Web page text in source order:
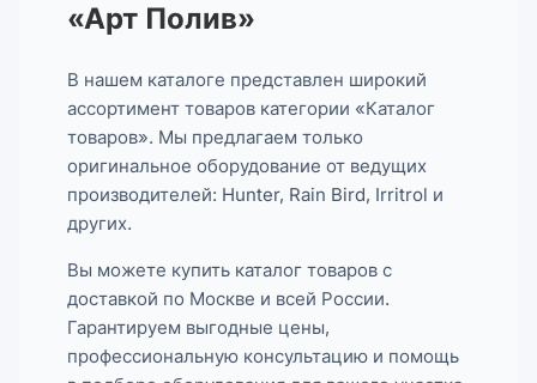
«Арт Полив»
В нашем каталоге представлен широкий
ассортимент товаров категории «Каталог
товаров». Мы предлагаем только
оригинальное оборудование от ведущих
производителей: Hunter, Rain Bird, Irritrol и
других.
Вы можете купить каталог товаров с
доставкой по Москве и всей России.
Гарантируем выгодные цены,
профессиональную консультацию и помощь